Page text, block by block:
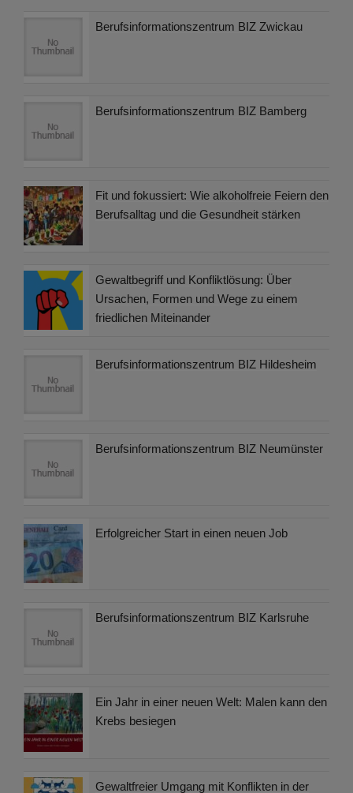
Berufsinformationszentrum BIZ Zwickau
Berufsinformationszentrum BIZ Bamberg
Fit und fokussiert: Wie alkoholfreie Feiern den
Berufsalltag und die Gesundheit stärken
Gewaltbegriff und Konfliktlösung: Über
Ursachen, Formen und Wege zu einem
friedlichen Miteinander
Berufsinformationszentrum BIZ Hildesheim
Berufsinformationszentrum BIZ Neumünster
Erfolgreicher Start in einen neuen Job
Berufsinformationszentrum BIZ Karlsruhe
Ein Jahr in einer neuen Welt: Malen kann den
Krebs besiegen
Gewaltfreier Umgang mit Konflikten in der